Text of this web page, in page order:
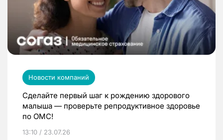
Новости компаний
Сделайте первый шаг к рождению здорового
малыша — проверьте репродуктивное здоровье
по ОМС!
13:10 / 23.07.26